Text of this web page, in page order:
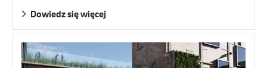
Dowiedz się więcej